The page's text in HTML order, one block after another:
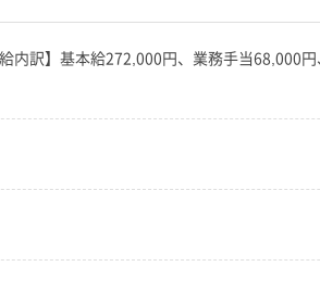
内訳】基本給272,000円、業務手当